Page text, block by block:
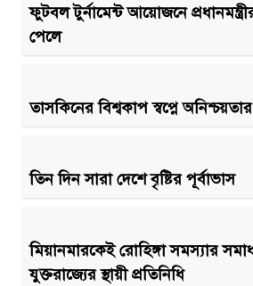
ফুটবল টুর্নামেন্ট আয়োজনে
পেলে
তাসকিনের বিশ্বকাপ স্বপ্নে
তিন দিন সারা দেশে বৃষ্টির পূর্বাভাস
মিয়ানমারকেই রোহিঙ্গা সমস্যার
যুক্তরাজ্যের স্থায়ী প্রতিনিধি